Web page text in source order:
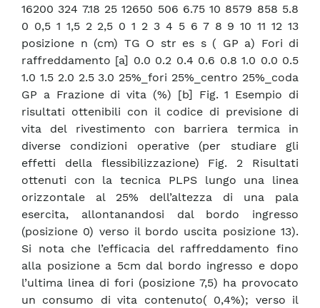
16200 324 7.18 25 12650 506 6.75 10 8579 858 5.8
0 0,5 1 1,5 2 2,5 0 1 2 3 4 5 6 7 8 9 10 11 12 13
posizione n (cm) TG O str es s ( GP a) Fori di
raffreddamento [a] 0.0 0.2 0.4 0.6 0.8 1.0 0.0 0.5
1.0 1.5 2.0 2.5 3.0 25%_fori 25%_centro 25%_coda
GP a Frazione di vita (%) [b] Fig. 1 Esempio di
risultati ottenibili con il codice di previsione di
vita del rivestimento con barriera termica in
diverse condizioni operative (per studiare gli
effetti della flessibilizzazione) Fig. 2 Risultati
ottenuti con la tecnica PLPS lungo una linea
orizzontale al 25% dell’altezza di una pala
esercita, allontanandosi dal bordo ingresso
(posizione 0) verso il bordo uscita posizione 13).
Si nota che l’efficacia del raffreddamento fino
alla posizione a 5cm dal bordo ingresso e dopo
l’ultima linea di fori (posizione 7,5) ha provocato
un consumo di vita contenuto( 0,4%); verso il